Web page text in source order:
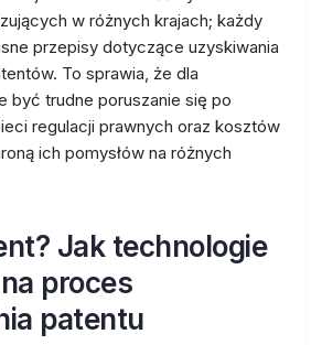
w różnych krajach; każdy
przepisy dotyczące uzyskiwania
To sprawia, że dla
być trudne poruszanie się po
regulacji prawnych oraz kosztów
ich pomysłów na różnych
Jak technologie
proces
patentu